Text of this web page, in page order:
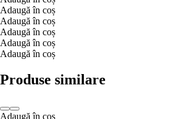
Adaugă în coș
Adaugă în coș
Adaugă în coș
Adaugă în coș
Adaugă în coș
Produse similare
Adaugă în coș